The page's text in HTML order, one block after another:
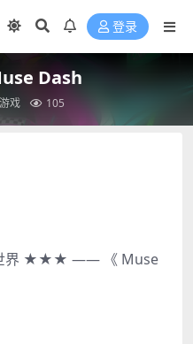
登录
Dash
戏 105
世界 ★★★ —— 《 Muse